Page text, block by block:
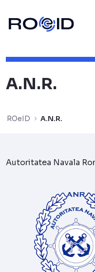
A.N.R. -
A.N.R.
ROeID A.N.R.
Autoritatea Navala